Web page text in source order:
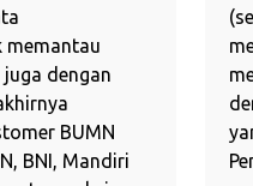
memantau
dengan
BUMN
BNI, Mandiri